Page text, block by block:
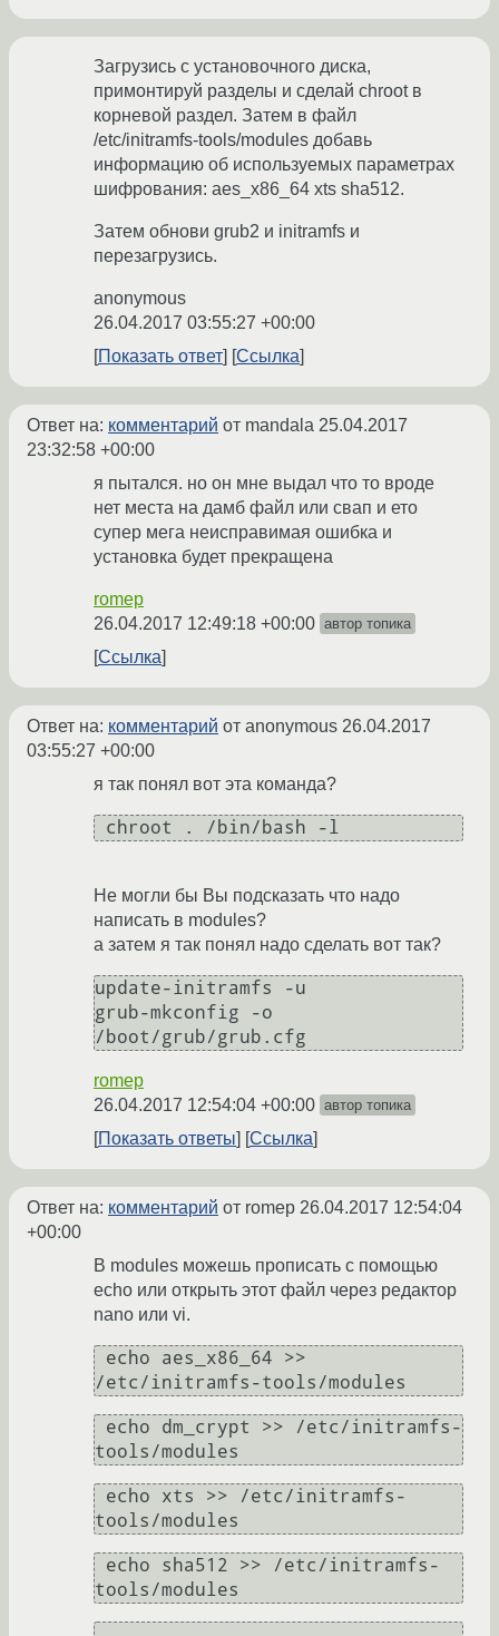
Загрузись с установочного диска,
примонтируй разделы и сделай chroot в
корневой раздел. Затем в файл
/etc/initramfs-tools/modules добавь
информацию об используемых параметрах
шифрования: aes_x86_64 xts sha512.
Затем обнови grub2 и initramfs и
перезагрузись.
anonymous
26.04.2017 03:55:27 +00:00
Показать ответ
Ссылка
Ответ на: комментарий от mandala 25.04.2017
23:32:58 +00:00
я пытался. но он мне выдал что то вроде
нет места на дамб файл или свап и ето
супер мега неисправимая ошибка и
установка будет прекращена
romep
26.04.2017 12:49:18 +00:00 автор топика
Ссылка
Ответ на: комментарий от anonymous 26.04.2017
03:55:27 +00:00
я так понял вот эта команда?
chroot . /bin/bash -l
Не могли бы Вы подсказать что надо
написать в modules?
а затем я так понял надо сделать вот так?
update-initramfs -u
grub-mkconfig -o
/boot/grub/grub.cfg
romep
26.04.2017 12:54:04 +00:00 автор топика
Показать ответы Ссылка
Ответ на: комментарий от romep 26.04.2017 12:54:04
+00:00
В modules можешь прописать с помощью
echo или открыть этот файл через редактор
nano или vi.
/etc/initramfs-tools/modules
tools/modules
tools/modules
tools/modules